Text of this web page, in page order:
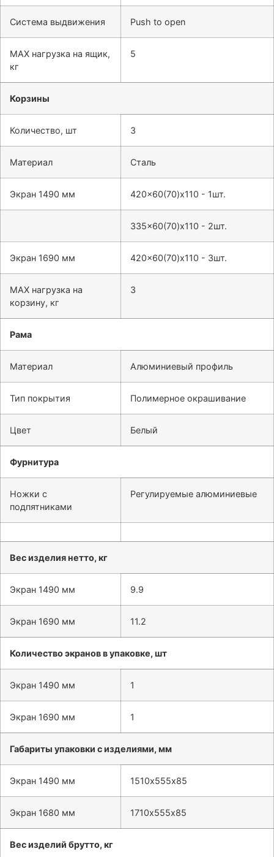
Система выдвижения Push to open
МАХ нагрузка на ящик,
кг
5
Корзины
Количество, шт 3
Материал Сталь
Экран 1490 мм 420x60(70)x110 - 1шт.
335x60(70)x110 - 2шт.
Экран 1690 мм 420x60(70)x110 - 3шт.
МАХ нагрузка на
корзину, кг
3
Рама
Материал Алюминиевый профиль
Тип покрытия Полимерное окрашивание
Цвет Белый
Фурнитура
Ножки с
подпятниками
Регулируемые алюминиевые
Вес изделия нетто, кг
Экран 1490 мм 9.9
Экран 1690 мм 11.2
Количество экранов в упаковке, шт
Экран 1490 мм 1
Экран 1690 мм 1
Габариты упаковки с изделиями, мм
Экран 1490 мм 1510х555х85
Экран 1680 мм 1710х555х85
Вес изделий брутто, кг